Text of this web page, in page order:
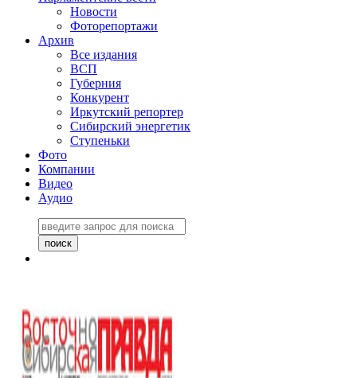
Новости
Фоторепортажи
Архив
Все издания
ВСП
Губерния
Конкурент
Иркутский репортер
Сибирский энергетик
Ступеньки
Фото
Компании
Видео
Аудио